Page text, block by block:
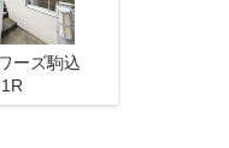
ーズ駒込